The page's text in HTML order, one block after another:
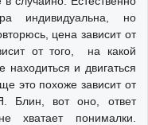
индивидуальна, но
цена зависит от
от того, на какой
находиться и двигаться
это похоже зависит от
Блин, вот оно, ответ
хватает понималки.